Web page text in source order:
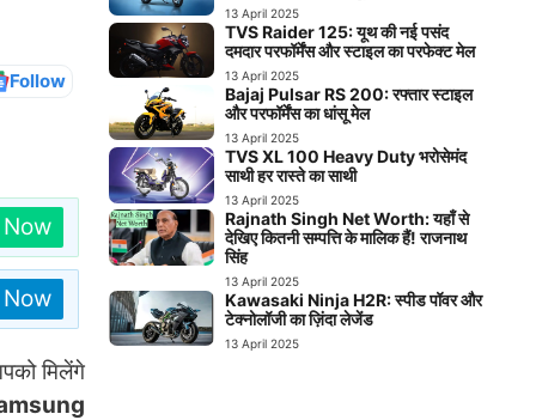
Follow
मिलेंगे
13 April 2025
TVS Raider 125: यूथ की नई पसंद
दमदार परफॉर्मेंस और स्टाइल का परफेक्ट मेल
13 April 2025
Bajaj Pulsar RS 200: रफ्तार स्टाइल
और परफॉर्मेंस का धांसू मेल
13 April 2025
TVS XL 100 Heavy Duty भरोसेमंद
साथी हर रास्ते का साथी
13 April 2025
Rajnath Singh Net Worth: यहाँ से
देखिए कितनी सम्पत्ति के मालिक हैं! राजनाथ
सिंह
13 April 2025
Kawasaki Ninja H2R: स्पीड पॉवर और
टेक्नोलॉजी का ज़िंदा लेजेंड
13 April 2025